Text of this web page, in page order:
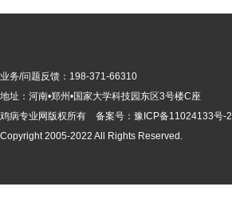
业务/问题反馈：198-371-66310
地址：河南•郑州•国家大学科技园东区3号楼C座
鸡病专业网版权所有 备案号： 豫ICP备11024133号-2
Copyright 2005-2022 All Rights Reserved.